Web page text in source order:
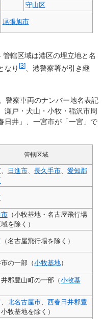
守山区
尾張旭市
管轄区域は港区の埋立地と名
なり [3]
、港警察署が引き継
警察車両のナンバー地名表記
瀬戸・犬山・小牧・稲沢市周
日井」、一宮市が「一宮」で
管轄区域
、 日進市、 長久手市、 愛知郡
（小牧基地・名古屋飛行場
を除く）
（名古屋飛行場を除く）
の一部（小牧基地）
郡豊山町の一部（小牧基
、 北名古屋市、 西春日井郡豊
牧基地を除く）